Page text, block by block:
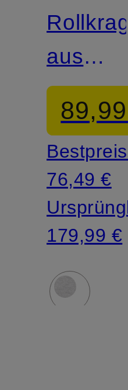
aus
76,49 €
179,99 €